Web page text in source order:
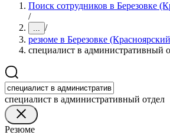
Поиск сотрудников в Березовке
/
... /
резюме в Березовке
специалист в административный
специалист в административный отдел
Резюме